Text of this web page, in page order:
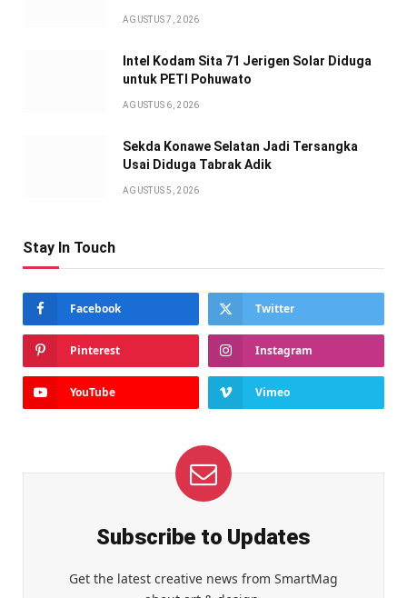
AGUSTUS 7, 2026
Intel Kodam Sita 71 Jerigen Solar Diduga
untuk PETI Pohuwato
AGUSTUS 6, 2026
Sekda Konawe Selatan Jadi Tersangka
Usai Diduga Tabrak Adik
AGUSTUS 5, 2026
Stay In Touch
Facebook Twitter
Pinterest Instagram
YouTube Vimeo
Subscribe to Updates
Get the latest creative news from SmartMag